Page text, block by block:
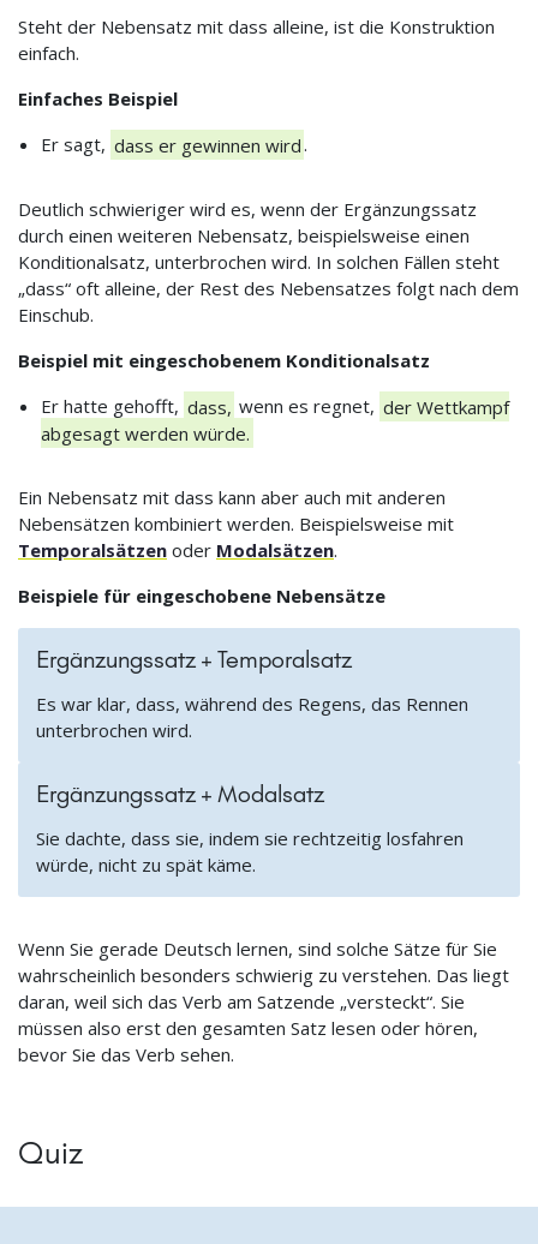
Steht der Nebensatz mit dass alleine, ist die Konstruktion
einfach.
Einfaches Beispiel
Er sagt, dass er gewinnen wird.
Deutlich schwieriger wird es, wenn der Ergänzungssatz
durch einen weiteren Nebensatz, beispielsweise einen
Konditionalsatz, unterbrochen wird. In solchen Fällen steht
„dass“ oft alleine, der Rest des Nebensatzes folgt nach dem
Einschub.
Beispiel mit eingeschobenem Konditionalsatz
Er hatte gehofft, dass, wenn es regnet, der Wettkampf
abgesagt werden würde.
Ein Nebensatz mit dass kann aber auch mit anderen
Nebensätzen kombiniert werden. Beispielsweise mit
Temporalsätzen oder Modalsätzen.
Beispiele für eingeschobene Nebensätze
Ergänzungssatz + Temporalsatz
Es war klar, dass, während des Regens, das Rennen
unterbrochen wird.
Ergänzungssatz + Modalsatz
Sie dachte, dass sie, indem sie rechtzeitig losfahren
würde, nicht zu spät käme.
Wenn Sie gerade Deutsch lernen, sind solche Sätze für Sie
wahrscheinlich besonders schwierig zu verstehen. Das liegt
daran, weil sich das Verb am Satzende „versteckt“. Sie
müssen also erst den gesamten Satz lesen oder hören,
bevor Sie das Verb sehen.
Quiz